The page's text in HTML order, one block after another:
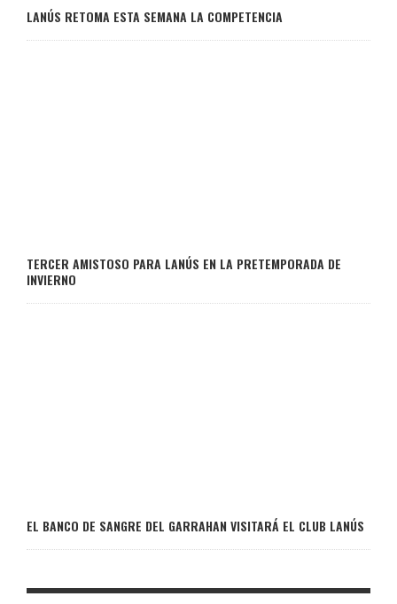
LANÚS RETOMA ESTA SEMANA LA COMPETENCIA
TERCER AMISTOSO PARA LANÚS EN LA PRETEMPORADA DE
INVIERNO
EL BANCO DE SANGRE DEL GARRAHAN VISITARÁ EL CLUB LANÚS